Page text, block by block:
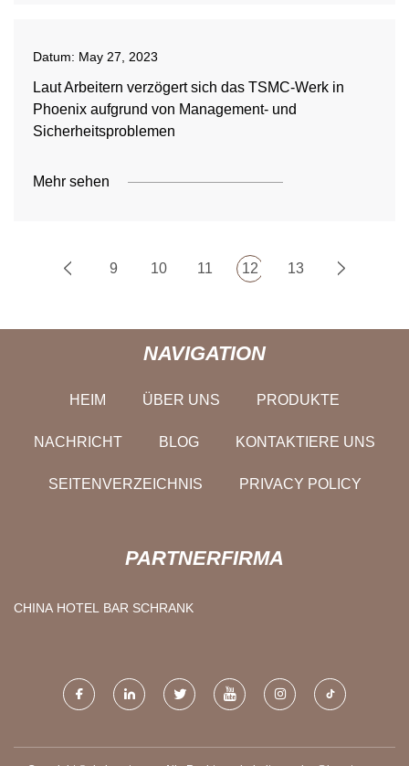
Datum: May 27, 2023
Laut Arbeitern verzögert sich das TSMC-Werk in
Phoenix aufgrund von Management- und
Sicherheitsproblemen
Mehr sehen
9 10 11 12 13
NAVIGATION
HEIM ÜBER UNS PRODUKTE
NACHRICHT BLOG KONTAKTIERE UNS
SEITENVERZEICHNIS PRIVACY POLICY
PARTNERFIRMA
CHINA HOTEL BAR SCHRANK